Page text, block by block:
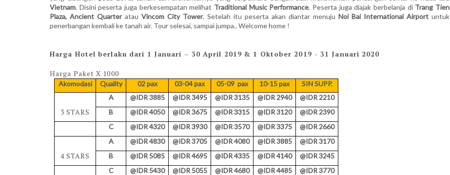
Vietnam. Disini peserta juga berkesempatan melihat Traditional Music Performance. Peserta juga diajak berbelanja di Trang Tien
Plaza, Ancient Quarteratau Vincom City Tower. Setelah itu peserta akan diantar menuju Noi Bai International Airport untuk
penerbangan kembali ke tanah air. Tour selesai, sampai jumpa.. Welcome home !
Harga Hotel berlaku dari 1 Januari – 30 April 2019 & 1 Oktober 2019 - 31 Januari 2020
Harga Paket X 1000
Akomodasi Quality 02 pax 03-04 pax 05-09 pax 10-15 pax
SIN SUPP.
A
@IDR 3885 @IDR 3495 @IDR 3135 @IDR 2940 @IDR 2210
3 STARS B @IDR 4050 @IDR 3675 @IDR 3315 @IDR 3120
@IDR 2390
C
@IDR 4320 @IDR 3930 @IDR 3570 @IDR 3375
@IDR 2660
A
@IDR 4830 @IDR 3705 @IDR 4080 @IDR 3885 @IDR 3170
4 STARS B @IDR 5085 @IDR 4695 @IDR 4335 @IDR 4140
@IDR 3245
C
@IDR 5430 @IDR 5055 @IDR 4680 @IDR 4485
@IDR 3770